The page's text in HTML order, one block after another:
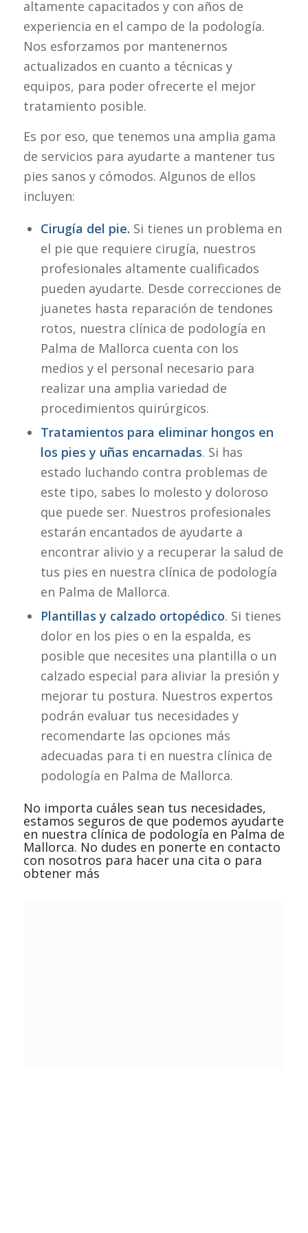
altamente capacitados y con años de
experiencia en el campo de la podología.
Nos esforzamos por mantenernos
actualizados en cuanto a técnicas y
equipos, para poder ofrecerte el mejor
tratamiento posible.
Es por eso, que tenemos una amplia gama
de servicios para ayudarte a mantener tus
pies sanos y cómodos. Algunos de ellos
incluyen:
Cirugía del pie. Si tienes un problema en
el pie que requiere cirugía, nuestros
profesionales altamente cualificados
pueden ayudarte. Desde correcciones de
juanetes hasta reparación de tendones
rotos, nuestra clínica de podología en
Palma de Mallorca cuenta con los
medios y el personal necesario para
realizar una amplia variedad de
procedimientos quirúrgicos.
Tratamientos para eliminar hongos en
los pies y uñas encarnadas. Si has
estado luchando contra problemas de
este tipo, sabes lo molesto y doloroso
que puede ser. Nuestros profesionales
estarán encantados de ayudarte a
encontrar alivio y a recuperar la salud de
tus pies en nuestra clínica de podología
en Palma de Mallorca.
Plantillas y calzado ortopédico. Si tienes
dolor en los pies o en la espalda, es
posible que necesites una plantilla o un
calzado especial para aliviar la presión y
mejorar tu postura. Nuestros expertos
podrán evaluar tus necesidades y
recomendarte las opciones más
adecuadas para ti en nuestra clínica de
podología en Palma de Mallorca.
No importa cuáles sean tus necesidades,
estamos seguros de que podemos ayudarte
en nuestra clínica de podología en Palma de
Mallorca. No dudes en ponerte en contacto
con nosotros para hacer una cita o para
obtener más